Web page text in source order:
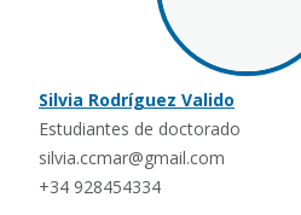
Silvia Rodríguez Valido
Estudiantes de doctorado
silvia.ccmar@gmail.com
+34 928454334